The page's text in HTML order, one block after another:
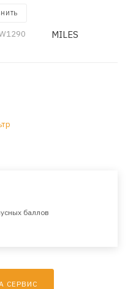
MILES
баллов
СЕРВИС